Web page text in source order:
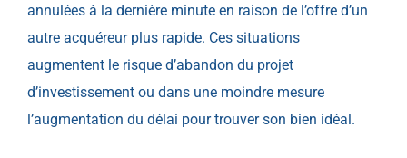
annulées à la dernière minute en raison de l’offre d’un
autre acquéreur plus rapide. Ces situations
augmentent le risque d’abandon du projet
d’investissement ou dans une moindre mesure
l’augmentation du délai pour trouver son bien idéal.